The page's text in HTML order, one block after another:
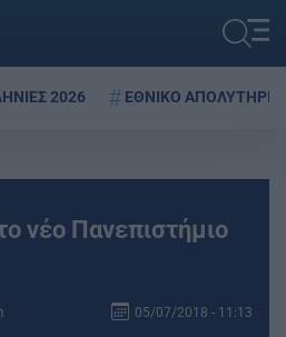
2026 ΕΘΝΙΚΟ ΑΠΟΛΥΤΗΡΙΟ
νέο Πανεπιστήμιο
05/07/2018 - 11:13